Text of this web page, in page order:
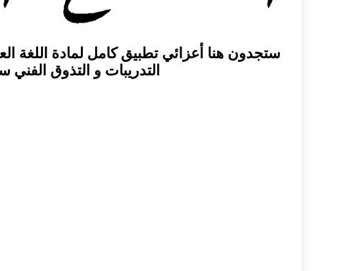
ستجدون هنا أعزائي تطبيق كامل لمادة اللغة
التدريبات و التذوق